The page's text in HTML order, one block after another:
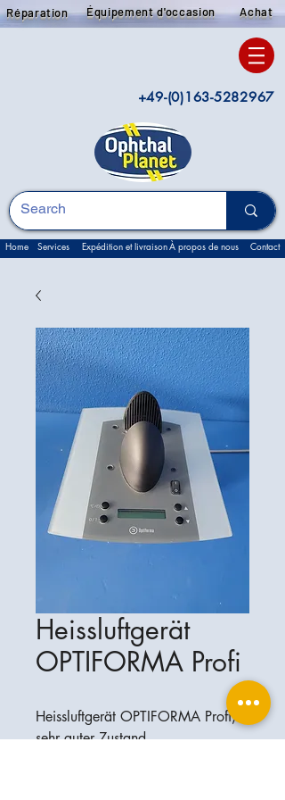
Réparation Équipement d'occasion Achat
+49-(0)163-5282967
Home Services Expédition et livraisonÀ propos de nous Contact
Heissluftgerät
OPTIFORMA Profi
Heissluftgerät OPTIFORMA Profi,
sehr guter Zustand